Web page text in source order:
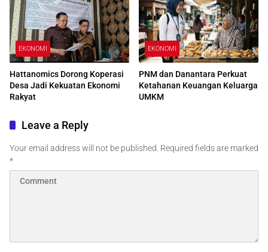
EKONOMI
Hattanomics Dorong Koperasi
Desa Jadi Kekuatan Ekonomi
Rakyat
EKONOMI
PNM dan Danantara Perkuat
Ketahanan Keuangan Keluarga
UMKM
Leave a Reply
Your email address will not be published. Required fields are marked
*